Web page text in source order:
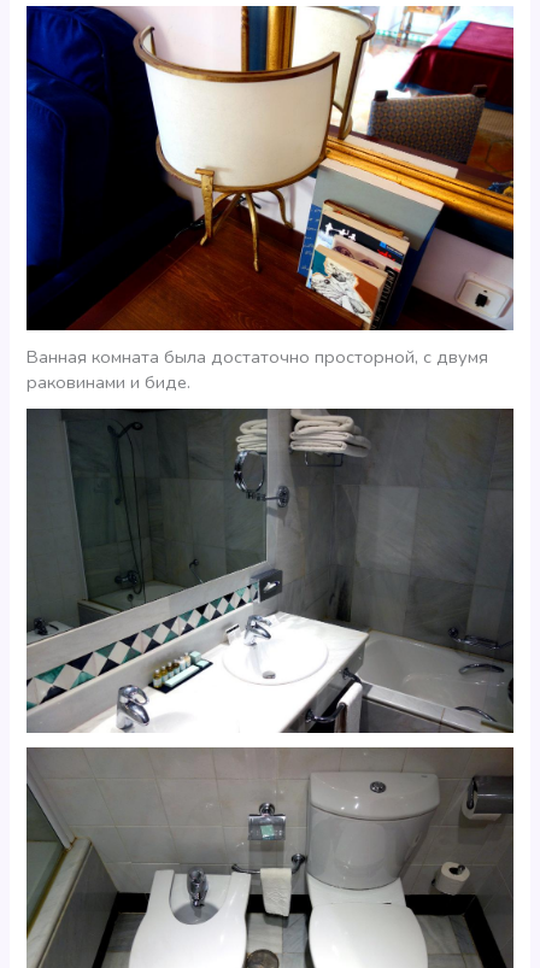
Ванная комната была достаточно просторной, с двумя
раковинами и биде.